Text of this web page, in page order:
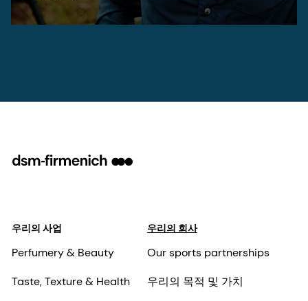
우리의 사업
Perfumery & Beauty
Taste, Texture & Health
우리의 회사
Our sports partnerships
우리의 목적 및 가치